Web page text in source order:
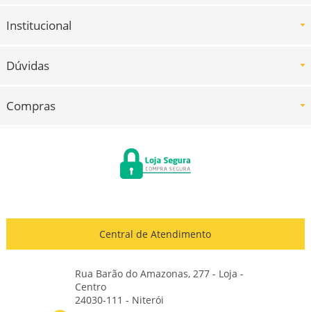
Institucional
Dúvidas
Compras
Central de Atendimento
Rua Barão do Amazonas, 277 - Loja -
Centro
24030-111 - Niterói